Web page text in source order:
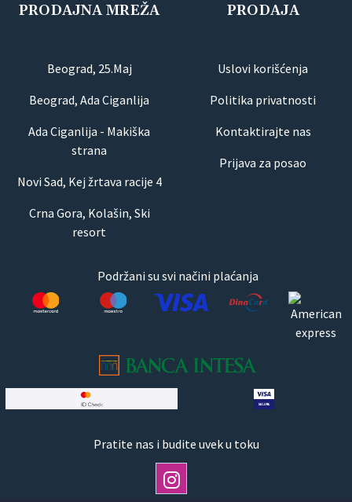
PRODAJNA MREŽA
Beograd, 25.Maj
Beograd, Ada Ciganlija
Ada Ciganlija - Makiška
strana
Novi Sad, Kej žrtava racije 4
Crna Gora, Kolašin, Ski
resort
PRODAJA
Uslovi korišćenja
Politika privatnosti
Kontaktirajte nas
Prijava za posao
Podržani su svi načini plaćanja
Pratite nas i budite uvek u toku